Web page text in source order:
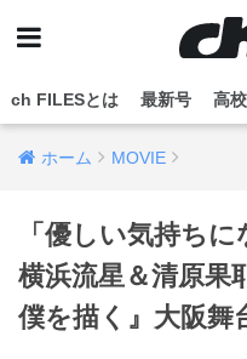
ch FILESとは 最新号 高
ホーム MOVIE
「優しい気持ち
横浜流星＆清原果
僕を描く』大阪舞